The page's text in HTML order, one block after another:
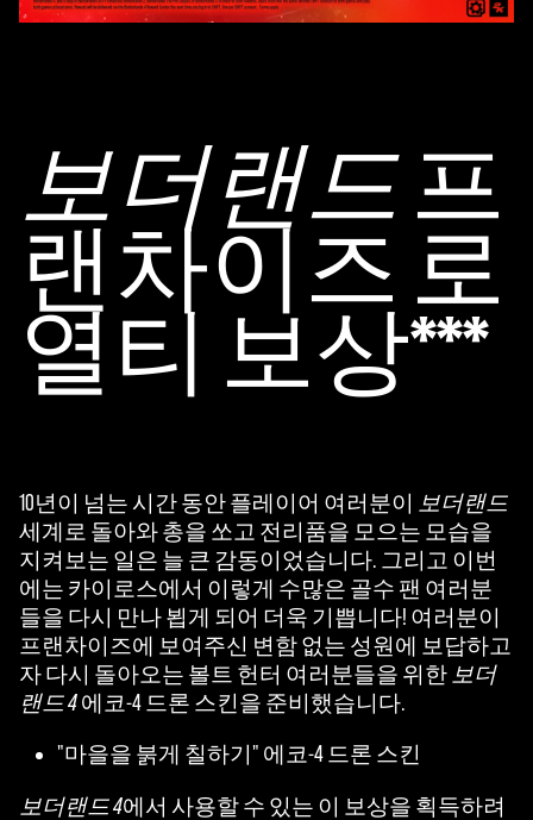
보더랜드프
랜차이즈 로
열티 보상***
10년이 넘는 시간 동안 플레이어 여러분이 보더랜드
세계로 돌아와 총을 쏘고 전리품을 모으는 모습을
지켜보는 일은 늘 큰 감동이었습니다. 그리고 이번
에는 카이로스에서 이렇게 수많은 골수 팬 여러분
들을 다시 만나 뵙게 되어 더욱 기쁩니다! 여러분이
프랜차이즈에 보여주신 변함 없는 성원에 보답하고
자 다시 돌아오는 볼트 헌터 여러분들을 위한보더
랜드 4에코-4 드론 스킨을 준비했습니다.
"마을을 붉게 칠하기" 에코-4 드론 스킨
보더랜드 4에서 사용할 수 있는 이 보상을 획득하려